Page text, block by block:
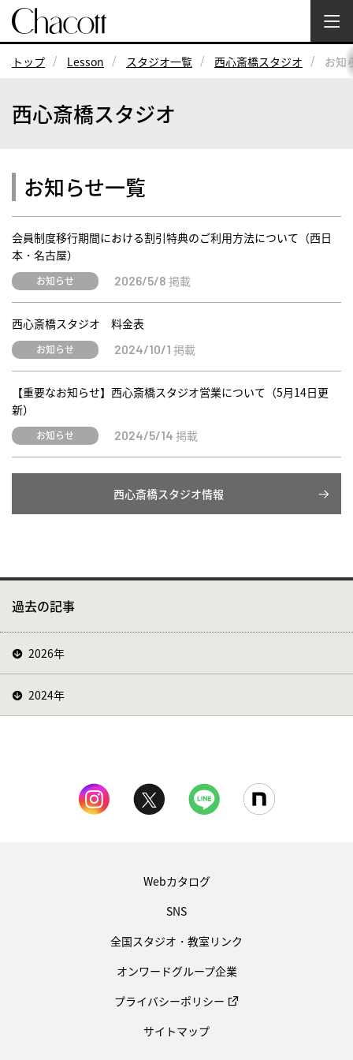
トップ Lesson スタジオ一覧 西心斎橋スタジオ お知
西心斎橋スタジオ
お知らせ一覧
お知らせ 2026/5/8 掲載
会員制度移行期間における割引特典のご利用方法について（西日
本・名古屋）
お知らせ 2024/10/1 掲載
西心斎橋スタジオ 料金表
お知らせ 2024/5/14 掲載
【重要なお知らせ】西心斎橋スタジオ営業について（5月14日更
新）
西心斎橋スタジオ情報
過去の記事
2026年
2024年
Webカタログ
SNS
全国スタジオ・教室リンク
オンワードグループ企業
プライバシーポリシー
サイトマップ